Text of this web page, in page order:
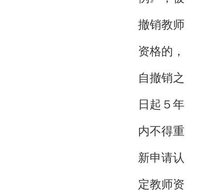
撤销教师
资格的，
自撤销之
日起５年
内不得重
新申请认
定教师资